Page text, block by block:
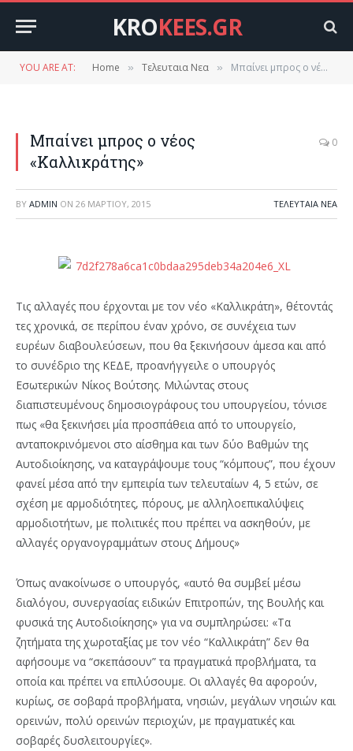
KROKEES.GR
YOU ARE AT: Home » Τελευταια Νεα » Μπαίνει μπρος ο νέος «Καλλικράτης»
Μπαίνει μπρος ο νέος
«Καλλικράτης»
0
BY ADMIN ON 26 ΜΑΡΤΊΟΥ, 2015 ΤΕΛΕΥΤΑΙΑ ΝΕΑ
Τις αλλαγές που έρχονται με τον νέο «Καλλικράτη», θέτοντάς
τες χρονικά, σε περίπου έναν χρόνο, σε συνέχεια των
ευρέων διαβουλεύσεων, που θα ξεκινήσουν άμεσα και από
το συνέδριο της ΚΕΔΕ, προανήγγειλε ο υπουργός
Εσωτερικών Νίκος Βούτσης. Μιλώντας στους
διαπιστευμένους δημοσιογράφους του υπουργείου, τόνισε
πως «θα ξεκινήσει μία προσπάθεια από το υπουργείο,
ανταποκρινόμενοι στο αίσθημα και των δύο Βαθμών της
Αυτοδιοίκησης, να καταγράψουμε τους “κόμπους”, που έχουν
φανεί μέσα από την εμπειρία των τελευταίων 4, 5 ετών, σε
σχέση με αρμοδιότητες, πόρους, με αλληλοεπικαλύψεις
αρμοδιοτήτων, με πολιτικές που πρέπει να ασκηθούν, με
αλλαγές οργανογραμμάτων στους Δήμους»
Όπως ανακοίνωσε ο υπουργός, «αυτό θα συμβεί μέσω
διαλόγου, συνεργασίας ειδικών Επιτροπών, της Βουλής και
φυσικά της Αυτοδιοίκησης» για να συμπληρώσει: «Τα
ζητήματα της χωροταξίας με τον νέο “Καλλικράτη” δεν θα
αφήσουμε να “σκεπάσουν” τα πραγματικά προβλήματα, τα
οποία και πρέπει να επιλύσουμε. Οι αλλαγές θα αφορούν,
κυρίως, σε σοβαρά προβλήματα, νησιών, μεγάλων νησιών και
ορεινών, πολύ ορεινών περιοχών, με πραγματικές και
σοβαρές δυσλειτουργίες».